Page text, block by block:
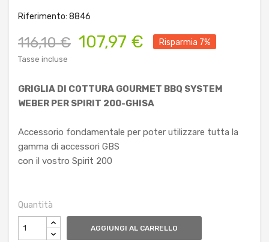
Riferimento: 8846
116,10 € 107,97 € Risparmia 7%
Tasse incluse
GRIGLIA DI COTTURA GOURMET BBQ SYSTEM
WEBER PER SPIRIT 200-GHISA
Accessorio fondamentale per poter utilizzare tutta la
gamma di accessori GBS
con il vostro Spirit 200
Quantità
AGGIUNGI AL CARRELLO